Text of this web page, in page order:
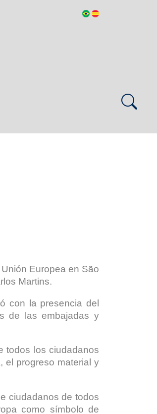
Europea en São
Martins.
con la presencia del
de las embajadas y
todos los ciudadanos
el progreso material y
ciudadanos de todos
como símbolo de